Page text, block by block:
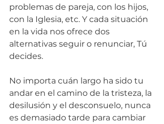
problemas de pareja, con los hijos,
con la Iglesia, etc. Y cada situación
en la vida nos ofrece dos
alternativas seguir o renunciar, Tú
decides.
No importa cuán largo ha sido tu
andar en el camino de la tristeza, la
desilusión y el desconsuelo, nunca
es demasiado tarde para cambiar